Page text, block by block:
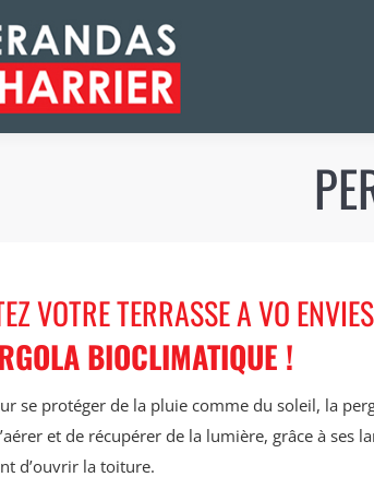
VOTRE TERRASSE A VO
BIOCLIMATIQUE !
se protéger de la pluie comme du soleil, la
et de récupérer de la lumière, grâce à ses
d’ouvrir la toiture.